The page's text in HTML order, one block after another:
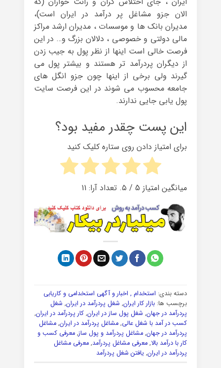
الان جزو مشاغل پر درآمد در ایران است)،
مدیران بانک ها و موسسات ، مدیران ارشد مراکز
مالی دولتی و خصوصی ، دلالان بزرگ و… در این
فرصت خالی است اینها از نظر پول به جیب زدن
از دیگران پردرآمد تر هستند و بیشتر پول می
گیرند ولی برخی از اینها چون جزو انگل های
جامعه محسوب می شوند در این فرصت سایت
پول یابی جایی ندارند.
این پست چقدر مفید بود؟
برای امتیاز دادن روی ستاره کلیک کنید
میانگین امتیاز 5/ ۵. تعداد آرا: 11
دسته بندی: استخدام , اخبار و آگهی استخدامی و کاریابی
برچسب ها: بازار کار ایران, شغل پردرآمد در ایران, شغل
پردرآمد در جهان, شغل پول ساز در ایران, کار پردرآمد در ایران,
کسب در آمد با شغل عالی, مشاغل پردرآمد در ایران, مشاغل
پردرآمد در جهان, مشاغل پردرآمد و پول ساز, معرفی کسب و
کار با درآمد بالا, معرفی مشاغل پردرآمد, معرفی مشاغل
پردرآمد در ایران, یافتن شغل پردرآمد